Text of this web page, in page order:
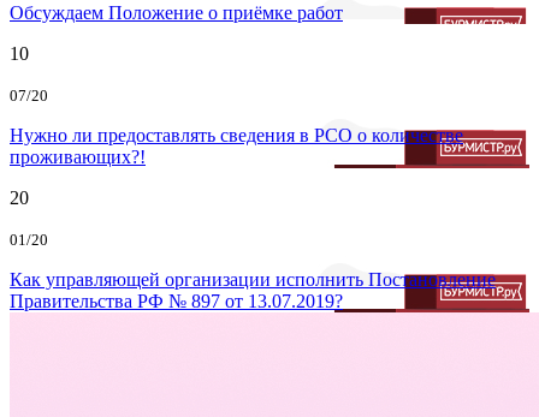
Обсуждаем Положение о приёмке работ
10
07/20
Нужно ли предоставлять сведения в РСО о количестве
проживающих?!
20
01/20
Как управляющей организации исполнить Постановление
Правительства РФ № 897 от 13.07.2019?